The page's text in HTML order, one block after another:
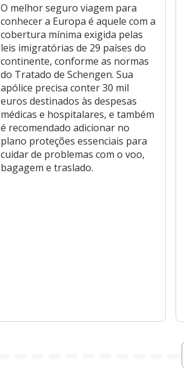
O melhor seguro viagem para
conhecer a Europa é aquele com a
cobertura mínima exigida pelas
leis imigratórias de 29 países do
continente, conforme as normas
do Tratado de Schengen. Sua
apólice precisa conter 30 mil
euros destinados às despesas
médicas e hospitalares, e também
é recomendado adicionar no
plano proteções essenciais para
cuidar de problemas com o voo,
bagagem e traslado.